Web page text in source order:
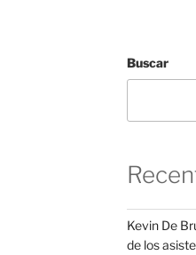
Buscar
Kevin De
de los